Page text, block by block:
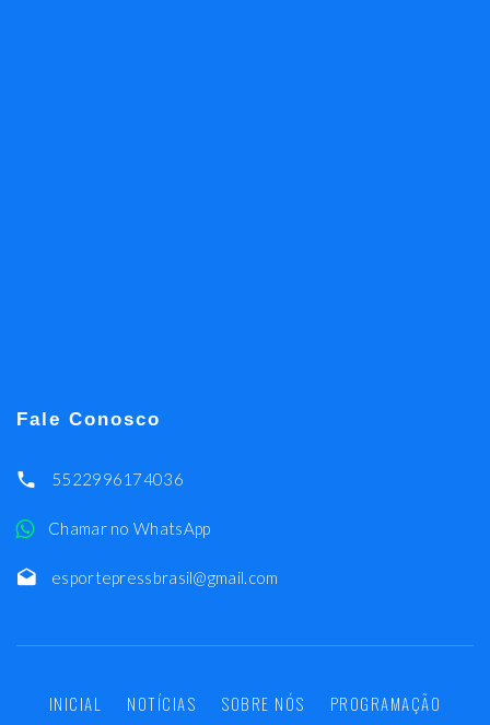
Fale Conosco
5522996174036
Chamar no WhatsApp
esportepressbrasil@gmail.com
INICIAL NOTÍCIAS SOBRE NÓS PROGRAMAÇÃO